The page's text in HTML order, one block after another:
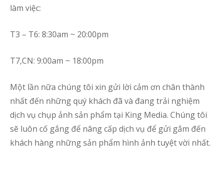
làm việc:
T3 – T6: 8:30am ~ 20:00pm
T7,CN: 9:00am ~ 18:00pm
Một lần nữa chúng tôi xin gửi lời cảm ơn chân thành
nhất đến những quý khách đã và đang trải nghiệm
dịch vụ chụp ảnh sản phẩm tại King Media. Chúng tôi
sẽ luôn cố gắng để nâng cấp dịch vụ để gửi gắm đến
khách hàng những sản phẩm hình ảnh tuyệt vời nhất.